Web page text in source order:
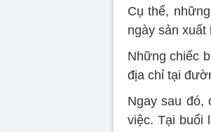
Cụ thể,
ngày sản xuất
Những chiếc
địa chỉ tại
Ngay sau đó,
việc. Tại buổi